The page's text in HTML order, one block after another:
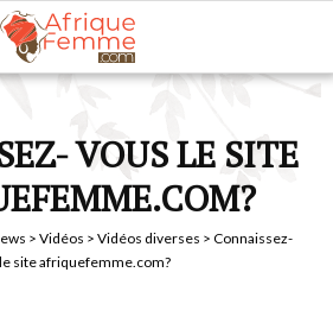
VOUS LE SITE
> Vidéos > Vidéos diverses > Connaissez-
site afriquefemme.com?